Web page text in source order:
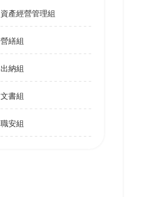
資產經營管理組
營繕組
出納組
文書組
職安組